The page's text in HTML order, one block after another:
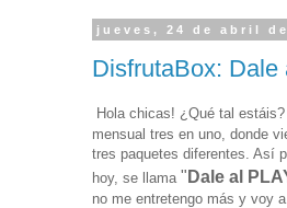
jueves, 24 de abril de
DisfrutaBox: Dale
Hola chicas! ¿Qué tal
mensual tres en uno, donde
tres paquetes diferentes. Así
hoy, se llama " Dale al
no me entretengo más y voy